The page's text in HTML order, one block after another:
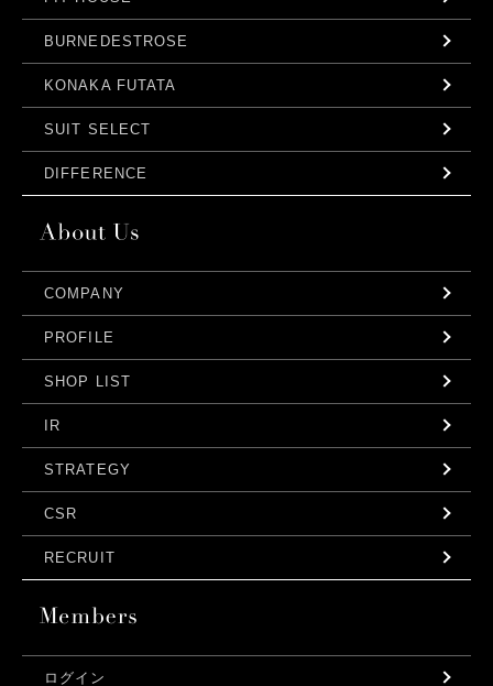
BURNEDESTROSE
KONAKA FUTATA
SUIT SELECT
DIFFERENCE
COMPANY
PROFILE
SHOP LIST
IR
STRATEGY
CSR
RECRUIT
ログイン